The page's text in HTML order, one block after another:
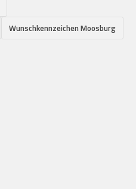
Wunschkennzeichen Moosburg